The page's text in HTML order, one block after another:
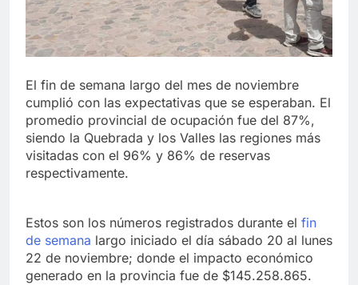
El fin de semana largo del mes de noviembre
cumplió con las expectativas que se esperaban. El
promedio provincial de ocupación fue del 87%,
siendo la Quebrada y los Valles las regiones más
visitadas con el 96% y 86% de reservas
respectivamente.
Estos son los números registrados durante el fin
de semana largo iniciado el día sábado 20 al lunes
22 de noviembre; donde el impacto económico
generado en la provincia fue de $145.258.865.